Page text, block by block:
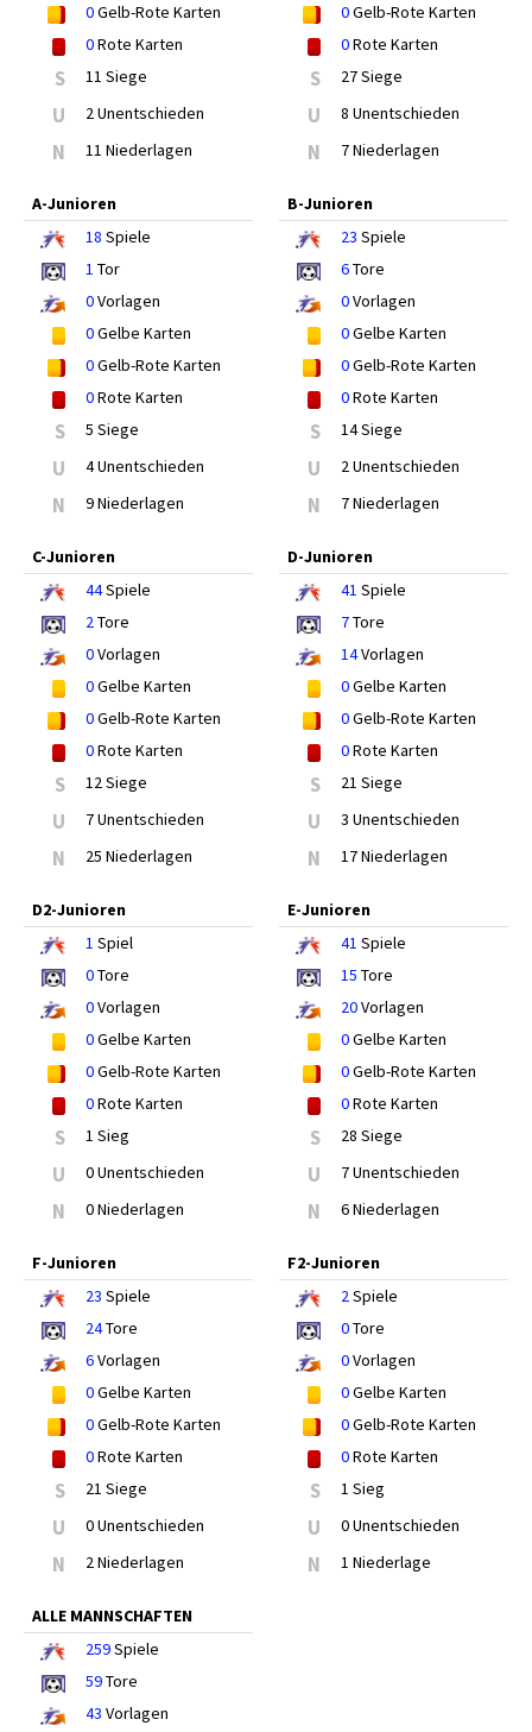
0Gelb-Rote Karten
0Rote Karten
S 11 Siege
U 2 Unentschieden
N 11 Niederlagen
0Gelb-Rote Karten
0Rote Karten
S 27 Siege
U 8 Unentschieden
N 7 Niederlagen
A-Junioren
18 Spiele
1 Tor
0Vorlagen
0Gelbe Karten
0Gelb-Rote Karten
0Rote Karten
S 5 Siege
U 4 Unentschieden
N 9 Niederlagen
B-Junioren
23 Spiele
6Tore
0Vorlagen
0Gelbe Karten
0Gelb-Rote Karten
0Rote Karten
S 14 Siege
U 2 Unentschieden
N 7 Niederlagen
C-Junioren
44Spiele
2Tore
0Vorlagen
0Gelbe Karten
0Gelb-Rote Karten
0Rote Karten
S 12 Siege
U 7 Unentschieden
N 25 Niederlagen
D-Junioren
41 Spiele
7Tore
14Vorlagen
0Gelbe Karten
0Gelb-Rote Karten
0Rote Karten
S 21 Siege
U 3 Unentschieden
N 17 Niederlagen
D2-Junioren
1 Spiel
0Tore
0Vorlagen
0Gelbe Karten
0Gelb-Rote Karten
0Rote Karten
S 1 Sieg
U 0 Unentschieden
N 0 Niederlagen
E-Junioren
41 Spiele
15 Tore
20Vorlagen
0Gelbe Karten
0Gelb-Rote Karten
0Rote Karten
S 28 Siege
U 7 Unentschieden
N 6 Niederlagen
F-Junioren
23 Spiele
24Tore
6Vorlagen
0Gelbe Karten
0Gelb-Rote Karten
0Rote Karten
S 21 Siege
U 0 Unentschieden
N 2 Niederlagen
F2-Junioren
2Spiele
0Tore
0Vorlagen
0Gelbe Karten
0Gelb-Rote Karten
0Rote Karten
S 1 Sieg
U 0 Unentschieden
N 1 Niederlage
ALLE MANNSCHAFTEN
259Spiele
59Tore
43 Vorlagen